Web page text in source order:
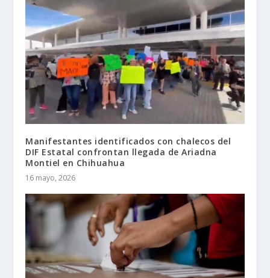
Manifestantes identificados con chalecos del
DIF Estatal confrontan llegada de Ariadna
Montiel en Chihuahua
16 mayo, 2026